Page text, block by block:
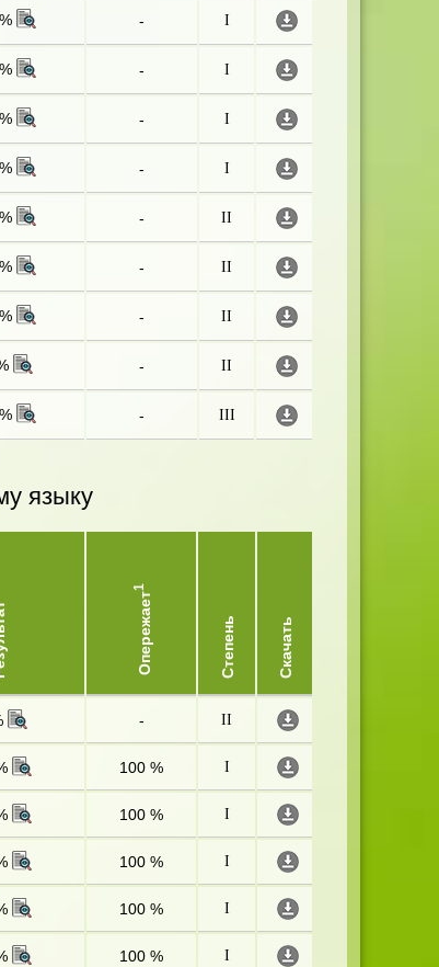
- I
% - I
% - I
% - I
% - II
% - II
- II
- II
- III
языку
Опережает
1
Степень Скачать
- II
100 % I
100 % I
100 % I
100 % I
100 % I